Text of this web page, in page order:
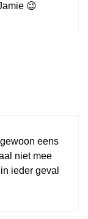
😉
eens
niet mee
ieder geval